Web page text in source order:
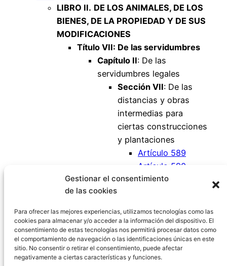
Gestionar el consentimiento
de las cookies
Para ofrecer las mejores experiencias, utilizamos tecnologías como las
cookies para almacenar y/o acceder a la información del dispositivo. El
consentimiento de estas tecnologías nos permitirá procesar datos como
el comportamiento de navegación o las identificaciones únicas en este
sitio. No consentir o retirar el consentimiento, puede afectar
negativamente a ciertas características y funciones.
LIBRO II. DE LOS ANIMALES, DE LOS
BIENES, DE LA PROPIEDAD Y DE SUS
MODIFICACIONES
Título VII: De las servidumbres
Capítulo II: De las
servidumbres legales
Sección VII: De las
distancias y obras
intermedias para
ciertas construcciones
y plantaciones
Artículo 589
Artículo 590
Artículo 591